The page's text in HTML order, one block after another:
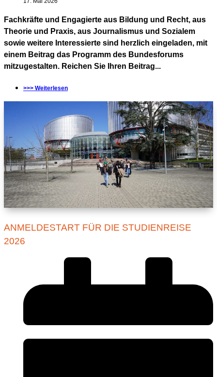
Fachkräfte und Engagierte aus Bildung und Recht, aus
Theorie und Praxis, aus Journalismus und Sozialem
sowie weitere Interessierte sind herzlich eingeladen, mit
einem Beitrag das Programm des Bundesforums
mitzugestalten. Reichen Sie Ihren Beitrag...
>>> Weiterlesen
ANMELDESTART FÜR DIE STUDIENREISE
2026